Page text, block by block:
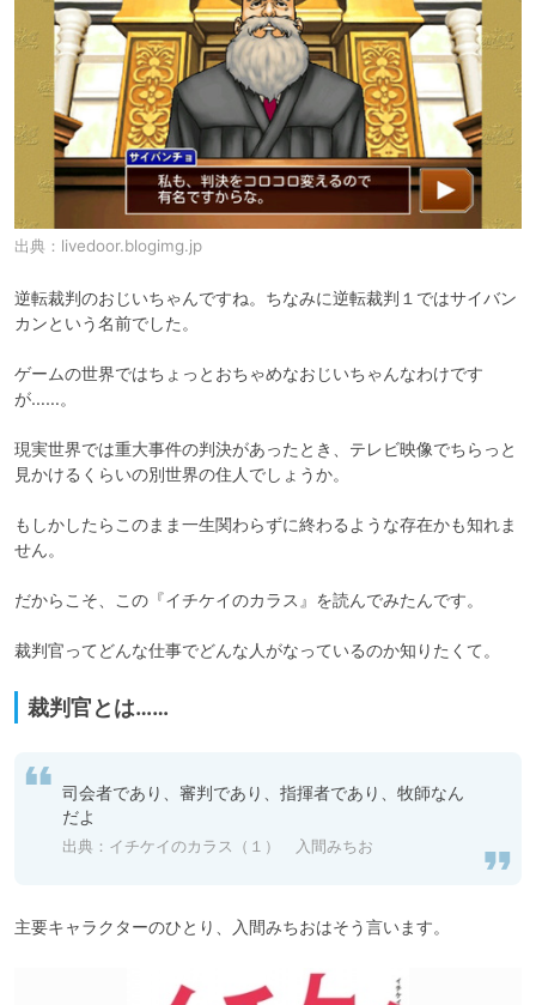
出典： livedoor.blogimg.jp
逆転裁判のおじいちゃんですね。ちなみに逆転裁判１ではサイバン
カンという名前でした。
ゲームの世界ではちょっとおちゃめなおじいちゃんなわけです
が……。
現実世界では重大事件の判決があったとき、テレビ映像でちらっと
見かけるくらいの別世界の住人でしょうか。
もしかしたらこのまま一生関わらずに終わるような存在かも知れま
せん。
だからこそ、この『イチケイのカラス』を読んでみたんです。
裁判官ってどんな仕事でどんな人がなっているのか知りたくて。
裁判官とは……
司会者であり、審判であり、指揮者であり、牧師なん
だよ
出典：イチケイのカラス（１） 入間みちお
主要キャラクターのひとり、入間みちおはそう言います。